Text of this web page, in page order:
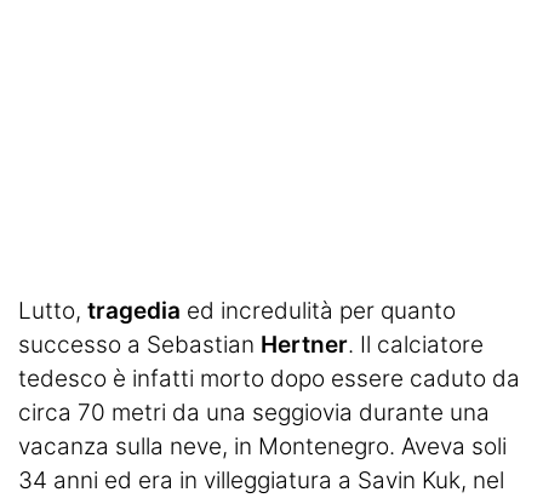
Lutto, tragedia ed incredulità per quanto
successo a Sebastian Hertner. Il calciatore
tedesco è infatti morto dopo essere caduto da
circa 70 metri da una seggiovia durante una
vacanza sulla neve, in Montenegro. Aveva soli
34 anni ed era in villeggiatura a Savin Kuk, nel